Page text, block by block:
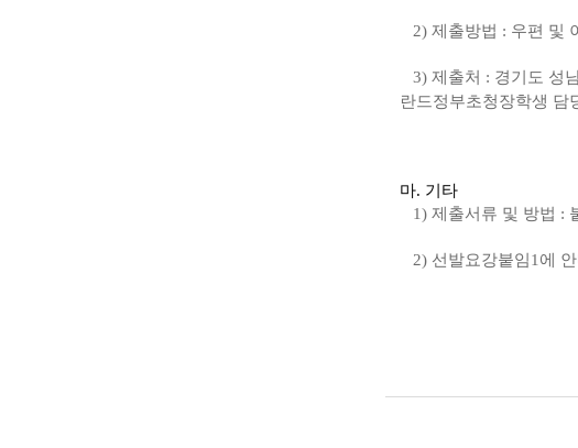
2) 제출방법 : 우편 및
3) 제출처 : 경기도 성
란드정부초청장학생 담
마. 기타
1) 제출서류 및 방법 :
2) 선발요강붙임1에